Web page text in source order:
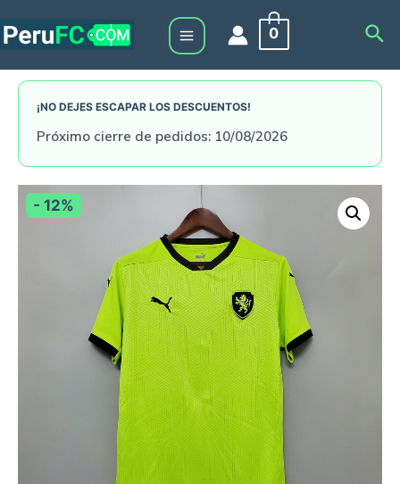
to
Main
Menu
0
¡NO DEJES ESCAPAR LOS DESCUENTOS!
Próximo cierre de pedidos: 10/08/2026
- 12%